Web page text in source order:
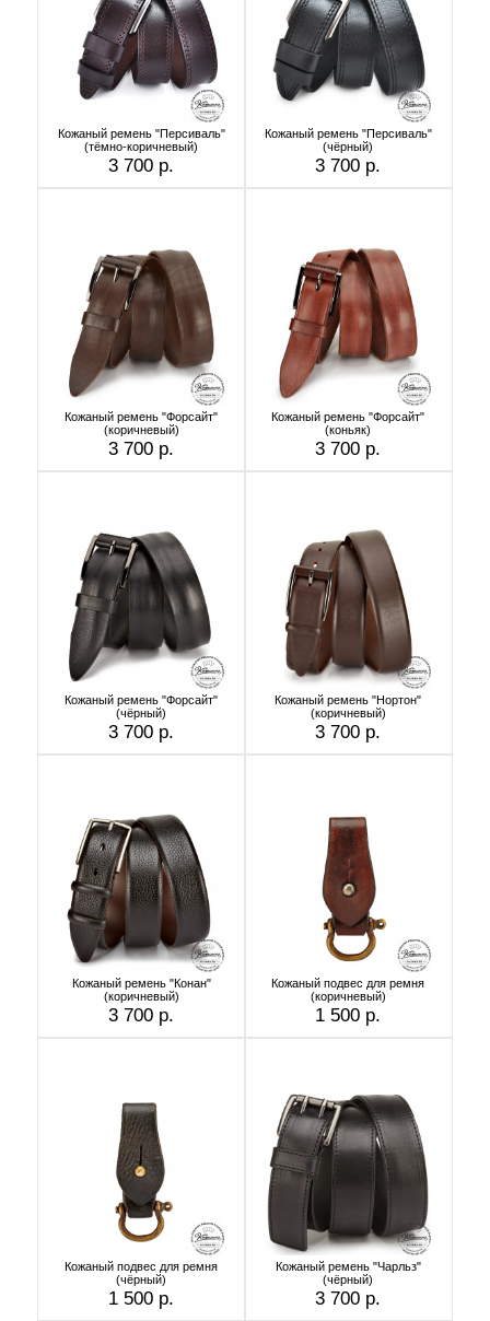
Кожаный ремень "Персиваль"
(тёмно-коричневый)
3 700 р.
Кожаный ремень "Персиваль"
(чёрный)
3 700 р.
Кожаный ремень "Форсайт"
(коричневый)
3 700 р.
Кожаный ремень "Форсайт"
(коньяк)
3 700 р.
Кожаный ремень "Форсайт"
(чёрный)
3 700 р.
Кожаный ремень "Нортон"
(коричневый)
3 700 р.
Кожаный ремень "Конан"
(коричневый)
3 700 р.
Кожаный подвес для ремня
(коричневый)
1 500 р.
Кожаный подвес для ремня
(чёрный)
1 500 р.
Кожаный ремень "Чарльз"
(чёрный)
3 700 р.